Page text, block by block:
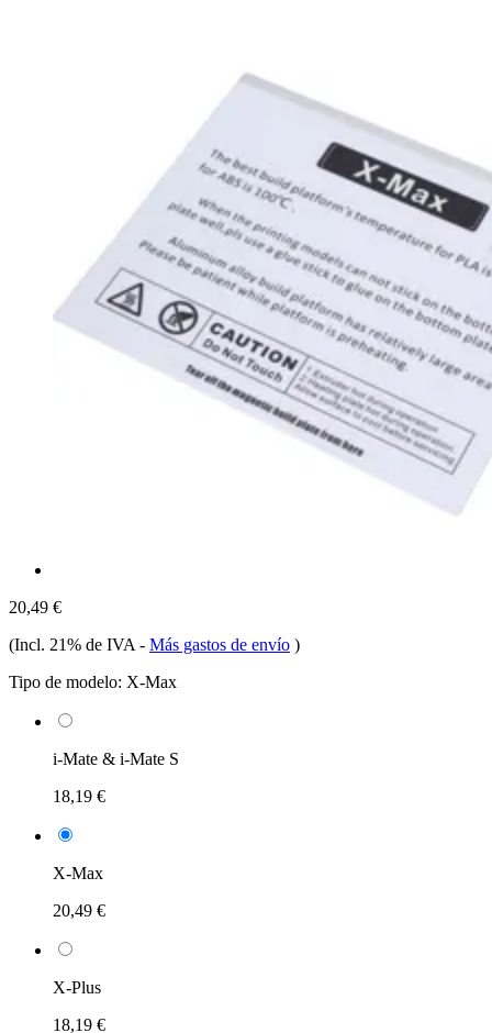
20,49 €
(Incl. 21% de IVA - Más gastos de envío )
Tipo de modelo: X-Max
i-Mate & i-Mate S
18,19 €
X-Max
20,49 €
X-Plus
18,19 €